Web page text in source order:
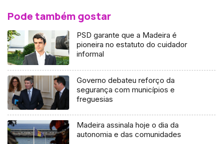
Pode também gostar
PSD garante que a Madeira é
pioneira no estatuto do cuidador
informal
Governo debateu reforço da
segurança com municípios e
freguesias
Madeira assinala hoje o dia da
autonomia e das comunidades